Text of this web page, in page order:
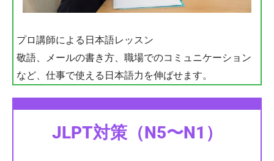
プロ講師による日本語レッスン
敬語、メールの書き方、職場でのコミュニケーション
など、仕事で使える日本語力を伸ばせます。
JLPT対策（N5〜N1）